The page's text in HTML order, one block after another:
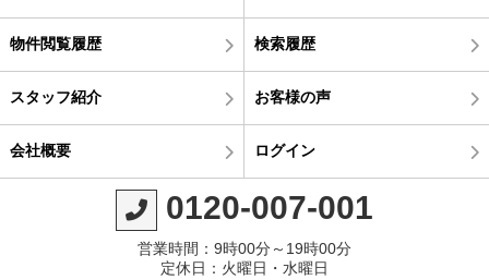
物件閲覧履歴 検索履歴
スタッフ紹介 お客様の声
会社概要 ログイン
0120-007-001
営業時間：9時00分～19時00分
定休日：火曜日・水曜日